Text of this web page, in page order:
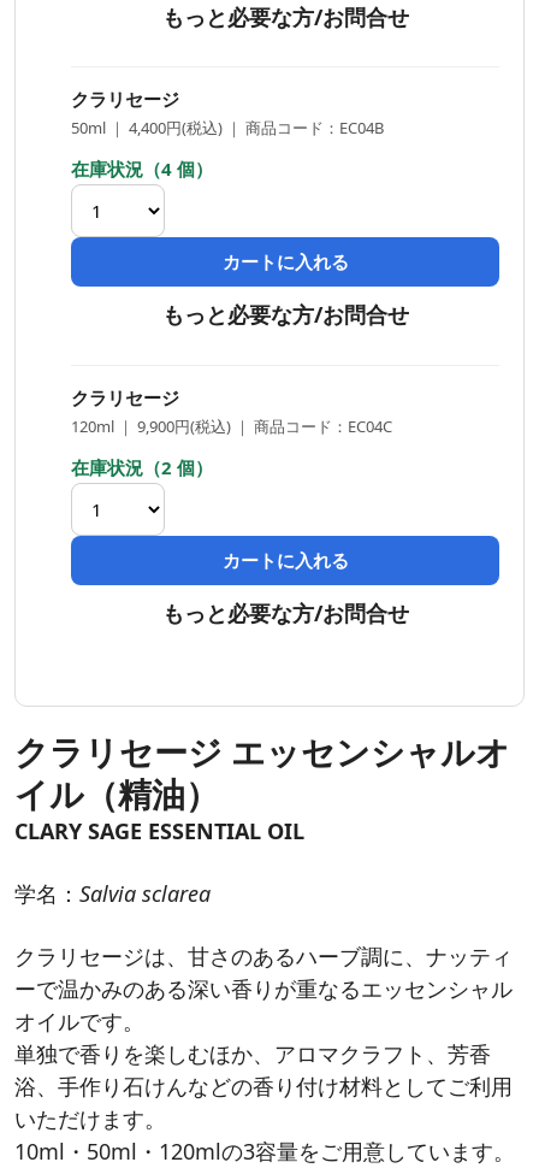
もっと必要な方/お問合せ
クラリセージ
50ml ｜ 4,400円(税込) ｜ 商品コード：EC04B
在庫状況（4 個）
カートに入れる
もっと必要な方/お問合せ
クラリセージ
120ml ｜ 9,900円(税込) ｜ 商品コード：EC04C
在庫状況（2 個）
カートに入れる
もっと必要な方/お問合せ
クラリセージ エッセンシャルオ
イル（精油）
CLARY SAGE ESSENTIAL OIL
学名： Salvia sclarea
クラリセージは、甘さのあるハーブ調に、ナッティ
ーで温かみのある深い香りが重なるエッセンシャル
オイルです。
単独で香りを楽しむほか、アロマクラフト、芳香
浴、手作り石けんなどの香り付け材料としてご利用
いただけます。
10ml・50ml・120mlの3容量をご用意しています。